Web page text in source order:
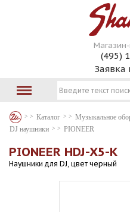
(495)
Заявка
Каталог Музыкальное
DJ наушники
PIONEER
PIONEER HDJ-X5-K
Наушники для DJ, цвет черный